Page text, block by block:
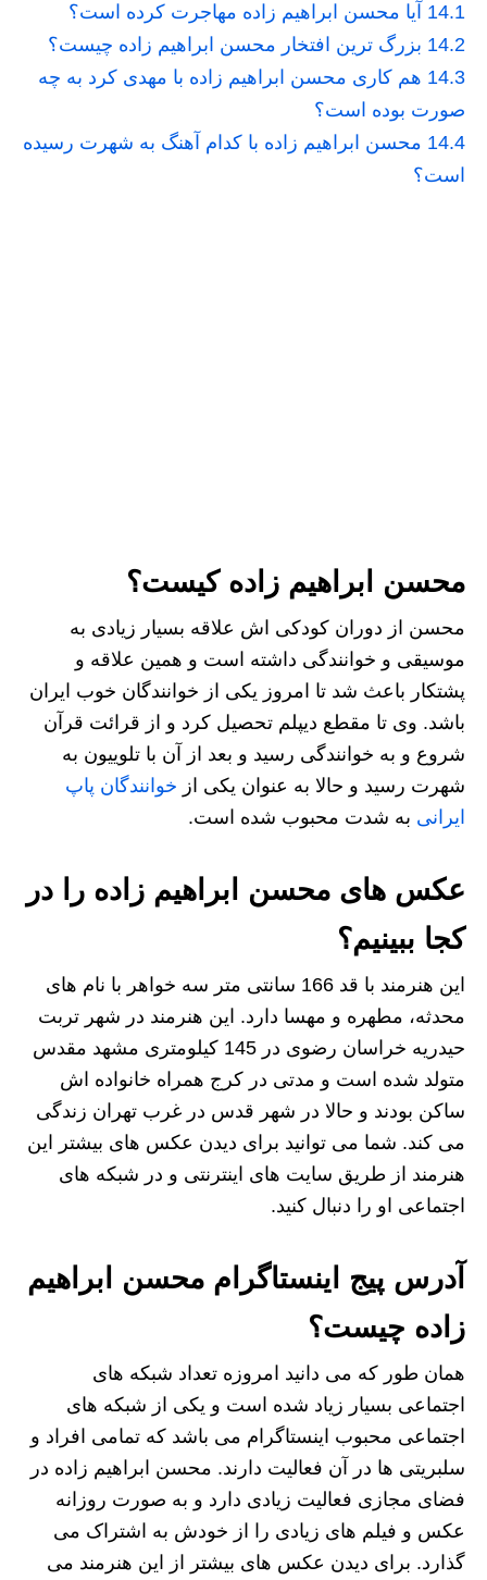
14.1 آیا محسن ابراهیم زاده مهاجرت کرده است؟
14.2 بزرگ ترین افتخار محسن ابراهیم زاده چیست؟
14.3 هم کاری محسن ابراهیم زاده با مهدی کرد به چه
صورت بوده است؟
14.4 محسن ابراهیم زاده با کدام آهنگ به شهرت رسیده
است؟
محسن ابراهیم زاده کیست؟
محسن از دوران کودکی اش علاقه بسیار زیادی به
موسیقی و خوانندگی داشته است و همین علاقه و
پشتکار باعث شد تا امروز یکی از خوانندگان خوب ایران
باشد. وی تا مقطع دیپلم تحصیل کرد و از قرائت قرآن
شروع و به خوانندگی رسید و بعد از آن با تلوییون به
شهرت رسید و حالا به عنوان یکی از خوانندگان پاپ
ایرانی به شدت محبوب شده است.
عکس های محسن ابراهیم زاده را در
کجا ببینیم؟
این هنرمند با قد 166 سانتی متر سه خواهر با نام های
محدثه، مطهره و مهسا دارد. این هنرمند در شهر تربت
حیدریه خراسان رضوی در 145 کیلومتری مشهد مقدس
متولد شده است و مدتی در کرج همراه خانواده اش
ساکن بودند و حالا در شهر قدس در غرب تهران زندگی
می کند. شما می توانید برای دیدن عکس های بیشتر این
هنرمند از طریق سایت های اینترنتی و در شبکه های
اجتماعی او را دنبال کنید.
آدرس پیج اینستاگرام محسن ابراهیم
زاده چیست؟
همان طور که می دانید امروزه تعداد شبکه های
اجتماعی بسیار زیاد شده است و یکی از شبکه های
اجتماعی محبوب اینستاگرام می باشد که تمامی افراد و
سلبریتی ها در آن فعالیت دارند. محسن ابراهیم زاده در
فضای مجازی فعالیت زیادی دارد و به صورت روزانه
عکس و فیلم های زیادی را از خودش به اشتراک می
گذارد. برای دیدن عکس های بیشتر از این هنرمند می